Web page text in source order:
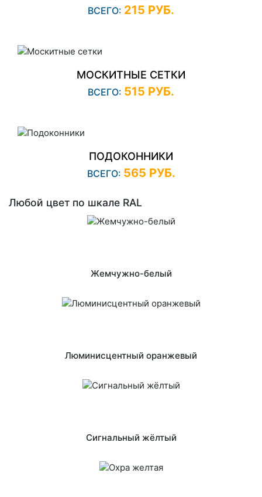
ВСЕГО: 215 РУБ.
МОСКИТНЫЕ СЕТКИ
ВСЕГО: 515 РУБ.
ПОДОКОННИКИ
ВСЕГО: 565 РУБ.
Любой цвет по шкале RAL
Жемчужно-белый
Люминисцентный оранжевый
Сигнальный жёлтый